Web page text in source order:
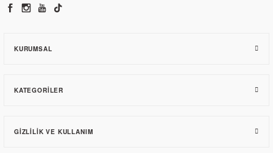
KURUMSAL
KATEGORILER
GIZLILIK VE KULLANIM